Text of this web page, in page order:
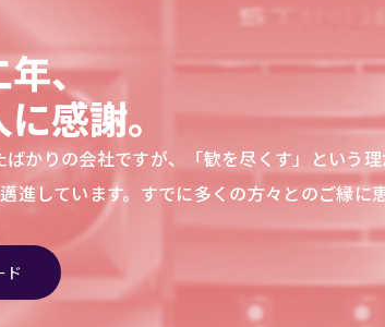
年、
感謝。
かりの会社ですが、「歓を尽くす」という
進しています。すでに多くの方々とのご縁
ド